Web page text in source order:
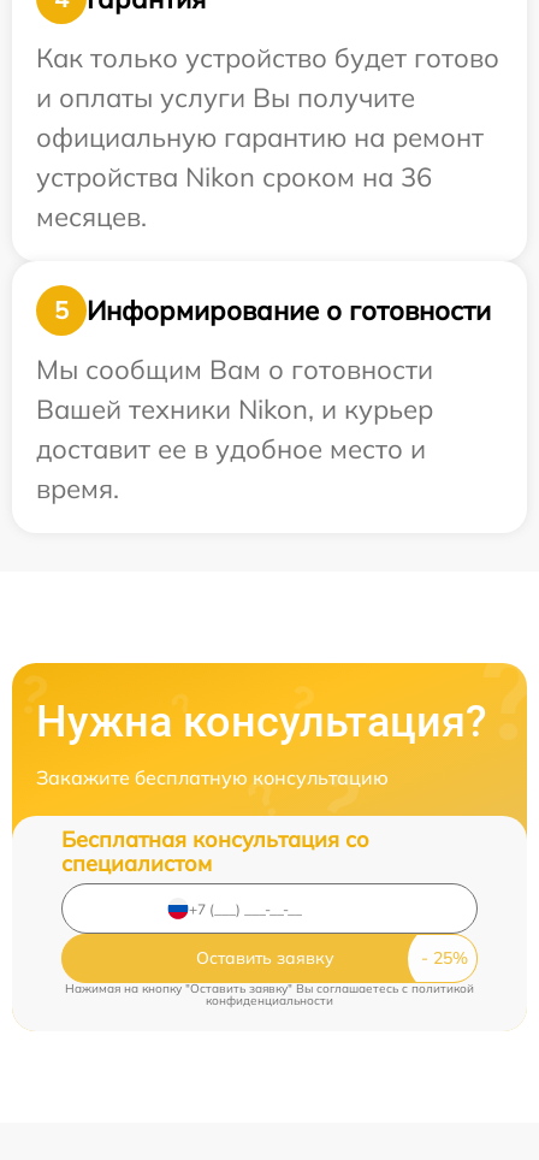
Как только устройство будет готово
и оплаты услуги Вы получите
официальную гарантию на ремонт
устройства Nikon сроком на 36
месяцев.
5
Информирование о готовности
Мы сообщим Вам о готовности
Вашей техники Nikon, и курьер
доставит ее в удобное место и
время.
Нужна консультация?
Закажите бесплатную консультацию
Бесплатная консультация со
специалистом
Оставить заявку
Нажимая на кнопку "Оставить заявку" Вы соглашаетесь cполитикой
конфиденциальности